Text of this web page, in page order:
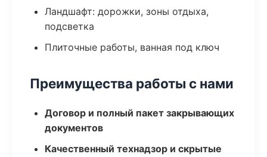
Ландшафт: дорожки, зоны отдыха,
подсветка
Плиточные работы, ванная под ключ
Преимущества работы с нами
Договор и полный пакет закрывающих
документов
Качественный технадзор и скрытые